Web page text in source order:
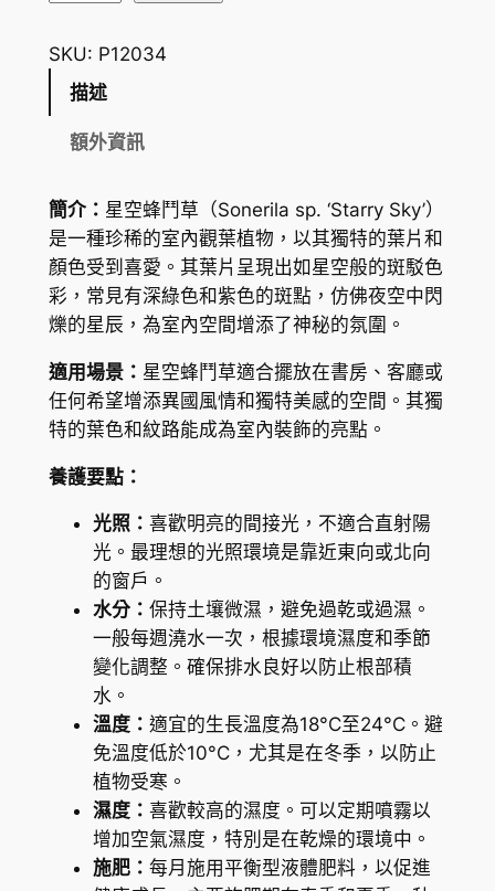
蜂
鬥
e
r
i
l
a
s
p
.
t
SKU: P12034
描述
額外資訊
簡介： 星空蜂鬥草（Sonerila sp. ‘Starry Sky’）
是一種珍稀的室內觀葉植物，以其獨特的葉片和
顏色受到喜愛。其葉片呈現出如星空般的斑駁色
彩，常見有深綠色和紫色的斑點，仿佛夜空中閃
爍的星辰，為室內空間增添了神秘的氛圍。
適用場景： 星空蜂鬥草適合擺放在書房、客廳或
任何希望增添異國風情和獨特美感的空間。其獨
特的葉色和紋路能成為室內裝飾的亮點。
養護要點：
光照： 喜歡明亮的間接光，不適合直射陽
光。最理想的光照環境是靠近東向或北向
的窗戶。
水分： 保持土壤微濕，避免過乾或過濕。
一般每週澆水一次，根據環境濕度和季節
變化調整。確保排水良好以防止根部積
水。
溫度： 適宜的生長溫度為18°C至24°C。避
免溫度低於10°C，尤其是在冬季，以防止
植物受寒。
濕度： 喜歡較高的濕度。可以定期噴霧以
增加空氣濕度，特別是在乾燥的環境中。
施肥： 每月施用平衡型液體肥料，以促進